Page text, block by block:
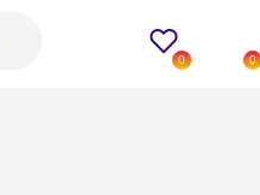
0 0